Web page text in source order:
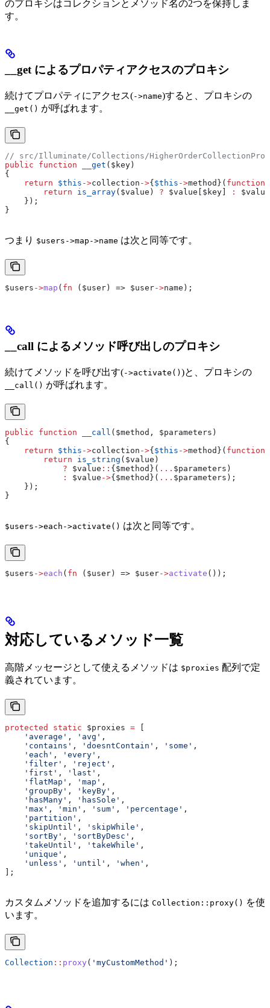
のプロキシはコレクションとメソッド名の2つを保持しま
す。
__get によるプロパティアクセスのプロキシ
続けてプロパティにアクセス(->name)すると、プロキシの
__get() が呼ばれます。
// src/Illuminate/Collections/
public function __get ( $key )
{
    return
$this ->collection ->{ $this ->method }( function
        return
is_array( $value ) ? $value $key :
$value
    });
}
つまり $users->map->name は次と同等です。
$users ->map ( fn ( $user ) => $user->name );
__call によるメソッド呼び出しのプロキシ
続けてメソッドを呼び出す(->activate() )と、プロキシの
__call() が呼ばれます。
public function __call ( $method , $parameters )
{
    return
$this ->collection ->{ $this ->method }( function
        return
is_string ( $value )
            ?
$value :: { $method }( ... $parameters )
            :
$value ->{ $method }( ... $parameters );
    });
}
$users->each->activate() は次と同等です。
$users ->each ( fn ( $user ) => $user->activate ());
対応しているメソッド一覧
高階メッセージとして使えるメソッドは $proxies 配列で定
義されています。
protected static $proxies =
    'average'
, 'avg' ,
    'contains'
, 'doesntContain' , 'some' ,
    'each'
, 'every' ,
    'filter'
, 'reject' ,
    'first'
, 'last' ,
    'flatMap'
, 'map' ,
    'groupBy'
, 'keyBy' ,
    'hasMany'
, 'hasSole' ,
    'max'
, 'min' , 'sum' , 'percentage' ,
    'partition'
,
    'skipUntil'
, 'skipWhile' ,
    'sortBy'
, 'sortByDesc' ,
    'takeUntil'
, 'takeWhile' ,
    'unique'
,
    'unless'
, 'until' , 'when' ,
];
カスタムメソッドを追加するには Collection::proxy() を使
います。
Collection :: proxy ( 'myCustomMethod' );